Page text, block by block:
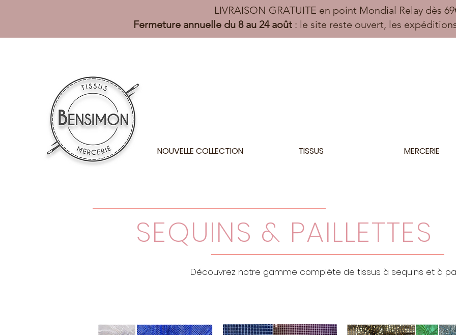
LIVRAISON GRATUITE en point Mondial Relay dès
Fermeture annuelle du 8 au 24 août: le site reste ouvert, les
NOUVELLE COLLECTION TISSUS MERCERIE
SEQUINS & PAILLETTES
Découvrez notre gamme complète de tissus à sequins et à